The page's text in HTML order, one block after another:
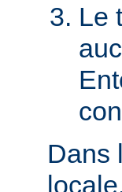
Le
Dans